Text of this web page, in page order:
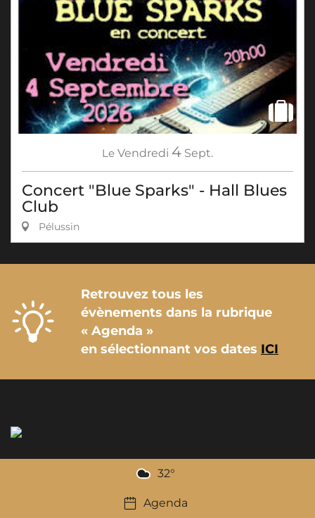
Le Vendredi 4 Sept.
Concert "Blue Sparks" - Hall Blues
Club
Pélussin
Retrouvez tous les
évènements dans la rubrique
« Agenda »
en sélectionnant vos dates ICI
32°
Agenda